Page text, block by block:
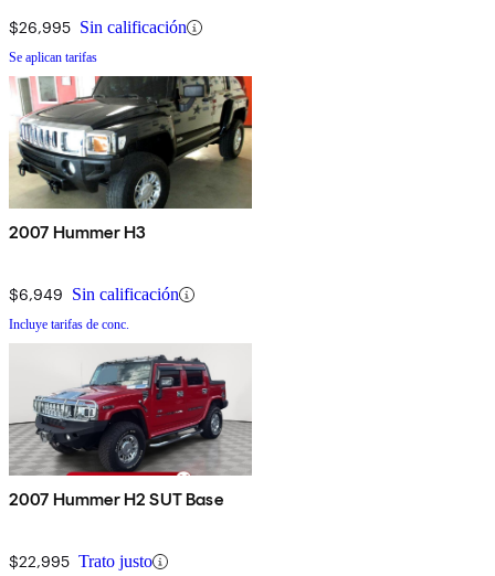
$26,995 Sin calificación
Se aplican tarifas
2007 Hummer H3
$6,949 Sin calificación
Incluye tarifas de conc.
2007 Hummer H2 SUT Base
$22,995 Trato justo